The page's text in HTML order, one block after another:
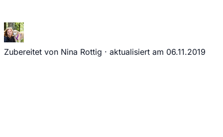
Zubereitet von Nina Rottig · aktualisiert am 06.11.2019